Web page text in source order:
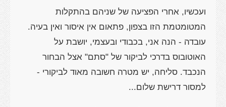
ועכשיו, אחרי הפציעה של שניהם בהתקלות
המטומטמת הזו בצפון, פתאום אין איסור ואין בעיה.
עובדה - הנה אני, בכבודי ובעצמי, יושבת על
האוטובוס בדרכי לביקור של "סתם" אצל הבחור
הנכבד. סליחה, יש מטרה חשובה מאוד לביקורי -
למסור דרישת שלום...